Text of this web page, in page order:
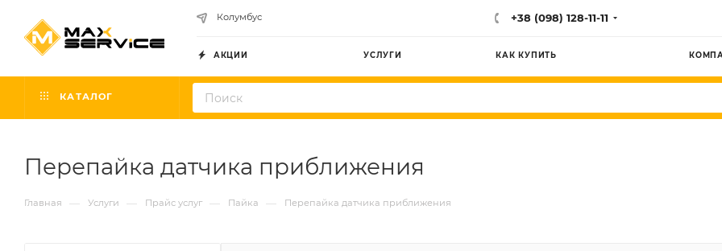
Колумбус +38 (098) 128-11-11
АКЦИИ УСЛУГИ КАК КУПИТЬ
КАТАЛОГ
Перепайка датчика приближения
Главная — Услуги — Прайс услуг — Пайка — Перепайка датчика приближения